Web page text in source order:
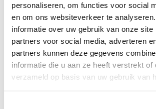
personaliseren, om functies voor social
en om ons websiteverkeer te
informatie over uw gebruik van onze site
partners voor social media, adverteren
partners kunnen deze gegevens
informatie die u aan ze heeft verstrekt of
verzameld op basis van uw gebruik van
Pindarotsjes
Melk 200
gram